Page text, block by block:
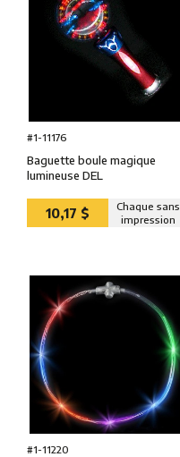
#1-11176
Baguette boule magique
lumineuse DEL
10,17 $
Chaque sans
impression
#1-11220